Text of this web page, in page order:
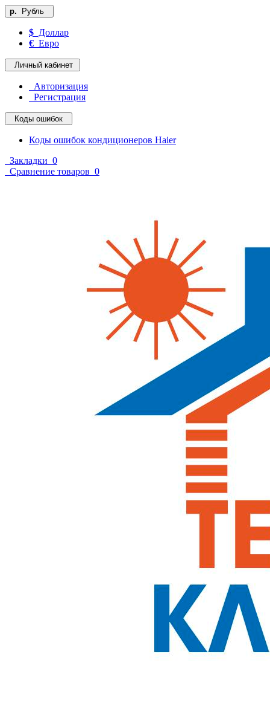
р. Рубль
$ Доллар
€ Евро
Личный кабинет
Авторизация
Регистрация
Коды ошибок
Коды ошибок кондиционеров Haier
Закладки 0
Сравнение товаров 0